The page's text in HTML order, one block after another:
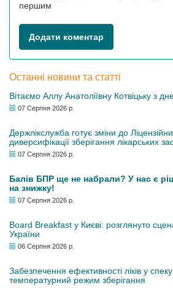
першим
Додати коментар
Останні новини та статті
Вітаємо Аллу Анатоліївну Котвіцьку з
07 Серпня 2026 р.
Держлікслужба готує зміни до
диверсифікації зберігання лікарських
07 Серпня 2026 р.
Балів БПР ще не набрали? У нас є
на знижку!
07 Серпня 2026 р.
Board Breakfast у Києві: розглянуто
України
06 Серпня 2026 р.
Забезпечення ефективності ліків у
температурний режим зберігання